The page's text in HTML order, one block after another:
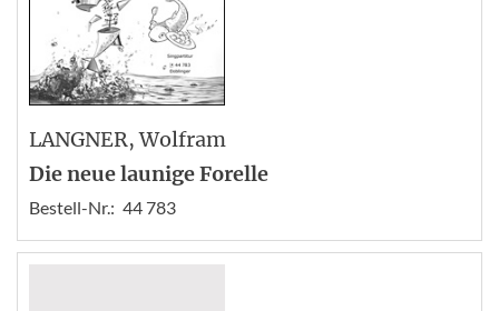
LANGNER, Wolfram
Die neue launige Forelle
Bestell-Nr.: 44 783